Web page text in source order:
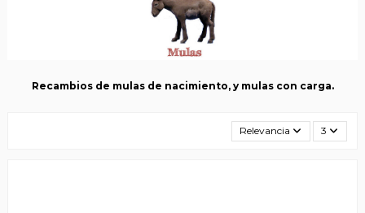
Recambios de mulas de nacimiento, y mulas con carga.
Relevancia 3